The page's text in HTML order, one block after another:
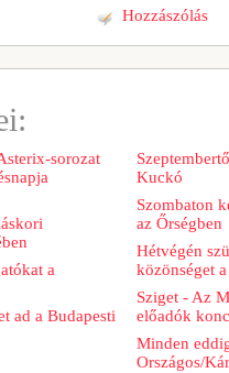
Hozzászólás
sorozat
a
ad a Budapesti
Kuckó
Szombaton
az Őrségben
Hétvégén
közönséget
Sziget - Az
előadók
Minden
Országos/